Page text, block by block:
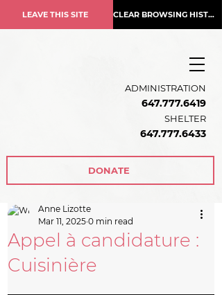
LEAVE THIS SITE CLEAR BROWSING HISTORY
ADMINISTRATION
647.777.6419
SHELTER
647.777.6433
DONATE
Appel à candidature :
Cuisinière
Anne Lizotte
Mar 11, 2025 0 min read